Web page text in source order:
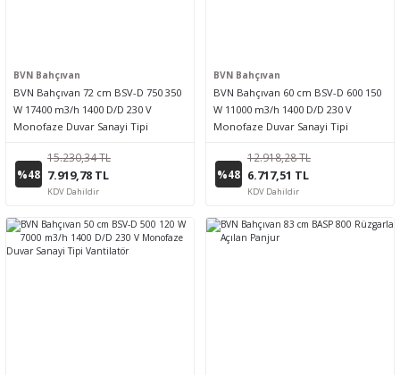
BVN Bahçıvan
BVN Bahçıvan 72 cm BSV-D 750 350
W 17400 m3/h 1400 D/D 230 V
Monofaze Duvar Sanayi Tipi
%48
15.230,34 TL
7.919,78 TL
KDV Dahildir
BVN Bahçıvan
BVN Bahçıvan 60 cm BSV-D 600 150
W 11000 m3/h 1400 D/D 230 V
Monofaze Duvar Sanayi Tipi
%48
12.918,28 TL
6.717,51 TL
KDV Dahildir